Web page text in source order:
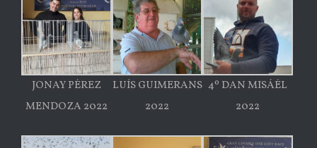
JONAY PÉREZ
MENDOZA 2022
LUÍS GUIMERANS
2022
4º DAN MISÁÉL
2022